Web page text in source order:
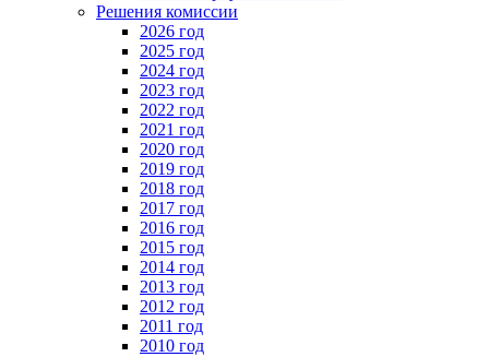
Решения комиссии
2026 год
2025 год
2024 год
2023 год
2022 год
2021 год
2020 год
2019 год
2018 год
2017 год
2016 год
2015 год
2014 год
2013 год
2012 год
2011 год
2010 год